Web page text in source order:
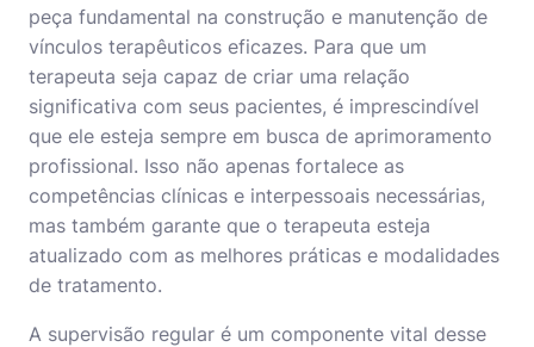
peça fundamental na construção e manutenção de
vínculos terapêuticos eficazes. Para que um
terapeuta seja capaz de criar uma relação
significativa com seus pacientes, é imprescindível
que ele esteja sempre em busca de aprimoramento
profissional. Isso não apenas fortalece as
competências clínicas e interpessoais necessárias,
mas também garante que o terapeuta esteja
atualizado com as melhores práticas e modalidades
de tratamento.
A supervisão regular é um componente vital desse